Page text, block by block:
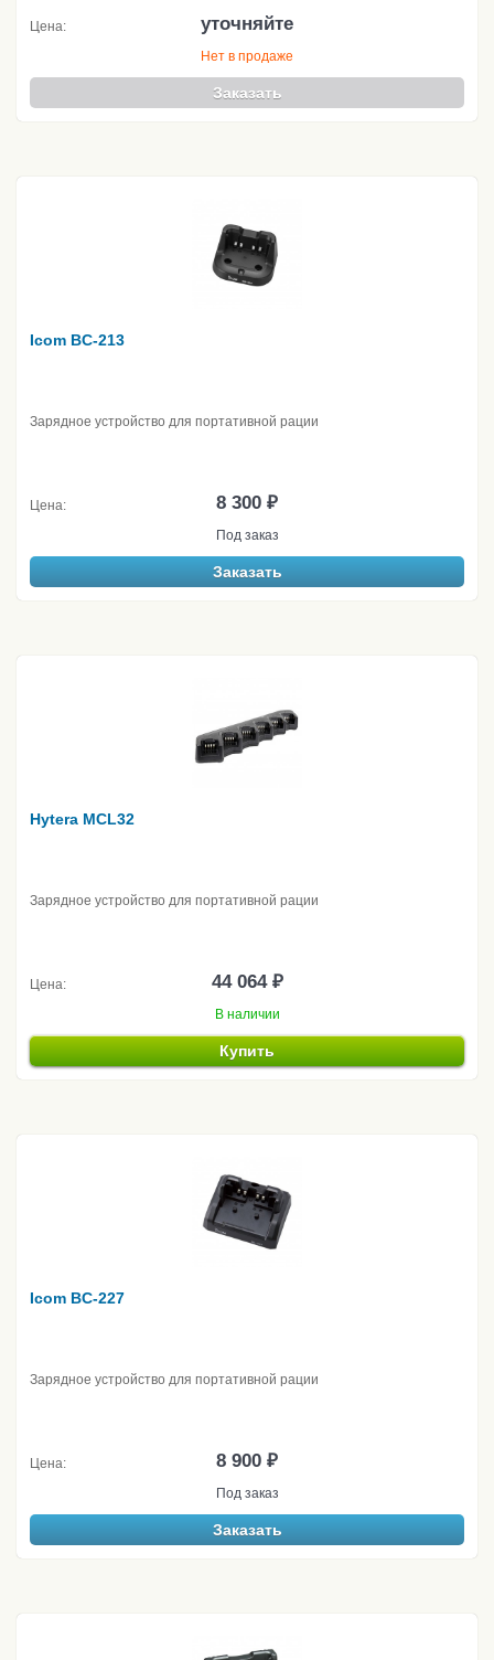
Цена: уточняйте
Нет в продаже
Заказать
Icom BC-213
Зарядное устройство для портативной рации
Цена: 8 300 ₽
Под заказ
Заказать
Hytera MCL32
Зарядное устройство для портативной рации
Цена: 44 064 ₽
В наличии
Купить
Icom BC-227
Зарядное устройство для портативной рации
Цена: 8 900 ₽
Под заказ
Заказать